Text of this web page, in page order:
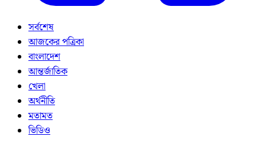
সর্বশেষ
আজকের পত্রিকা
বাংলাদেশ
আন্তর্জাতিক
খেলা
অর্থনীতি
মতামত
ভিডিও